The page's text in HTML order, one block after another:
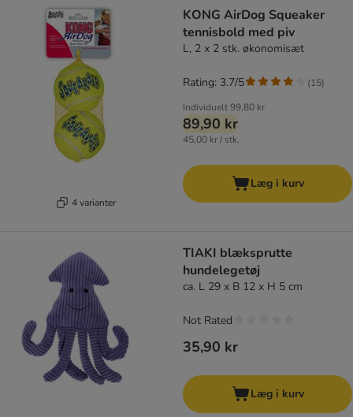
4 varianter
KONG AirDog Squeaker
tennisbold med piv
L, 2 x 2 stk. økonomisæt
Individuelt99,80 kr
89,90 kr
45,00 kr / stk.
Rating: 3.7/5 (15)
Læg i kurv
TIAKI blæksprutte
hundelegetøj
ca. L 29 x B 12 x H 5 cm
35,90 kr
Not Rated
Læg i kurv